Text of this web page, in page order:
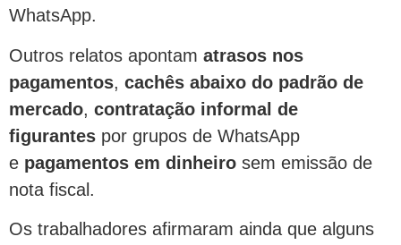
WhatsApp.
Outros relatos apontam atrasos nos
pagamentos, cachês abaixo do padrão de
mercado, contratação informal de
figurantes por grupos de WhatsApp
e pagamentos em dinheiro sem emissão de
nota fiscal.
Os trabalhadores afirmaram ainda que alguns